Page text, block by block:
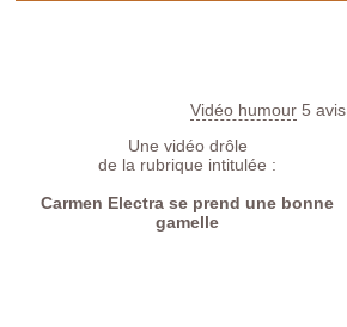
Vidéo humour 5 avis
Une vidéo drôle
de la rubrique intitulée :
Carmen Electra se prend une bonne
gamelle